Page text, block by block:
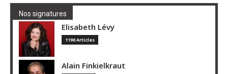
Nos signatures
Elisabeth Lévy
1190 Articles
Alain Finkielkraut